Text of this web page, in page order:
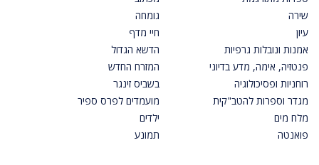
שירה
עיון
אמנות ונובלות גרפיות
פנטזיה, אימה, מדע בדיוני
רוחניות ופסיכולוגיה
מגדר וספרות להטב"קית
מלח מים
פואנטה
גומחה
חיי מדף
הדשא הגדול
המזרח החדש
בשביס זינגר
מועמדים לפרס ספיר
ילדים
תמונע